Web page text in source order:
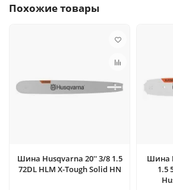
Похожие товары
Шина Husqvarna 20'' 3/8 1.5
72DL HLM X-Tough Solid HN
Шина
1.5